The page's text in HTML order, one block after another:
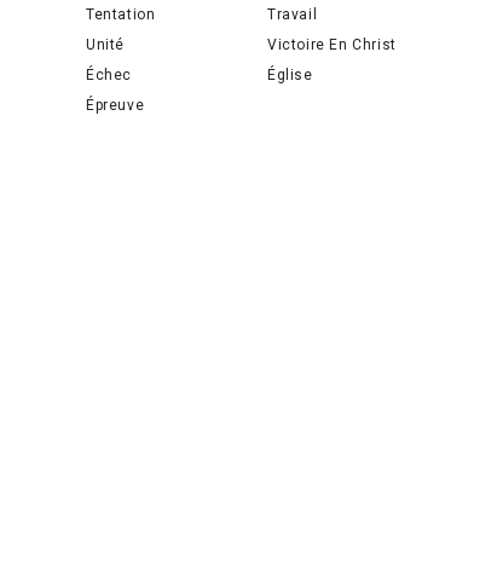
Tentation
Travail
Unité
Victoire En Christ
Échec
Église
Épreuve